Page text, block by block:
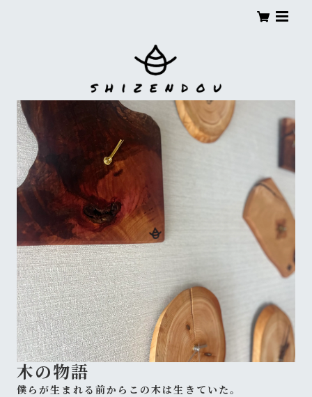
木の物語
僕らが生まれる前からこの木は生きていた。